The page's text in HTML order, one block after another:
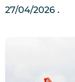
27/04/2026